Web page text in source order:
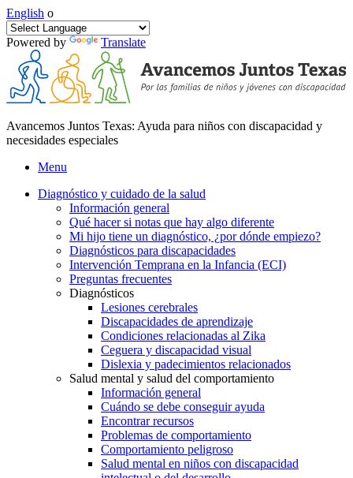
English o
Powered by Translate
Avancemos Juntos Texas: Ayuda para niños con discapacidad y
necesidades especiales
Menu
Diagnóstico y cuidado de la salud
Información general
Qué hacer si notas que hay algo diferente
Mi hijo tiene un diagnóstico, ¿por dónde empiezo?
Diagnósticos para discapacidades
Intervención Temprana en la Infancia (ECI)
Preguntas frecuentes
Diagnósticos
Lesiones cerebrales
Discapacidades de aprendizaje
Condiciones relacionadas al Zika
Ceguera y discapacidad visual
Dislexia y padecimientos relacionados
Salud mental y salud del comportamiento
Información general
Cuándo se debe conseguir ayuda
Encontrar recursos
Problemas de comportamiento
Comportamiento peligroso
Salud mental en niños con discapacidad